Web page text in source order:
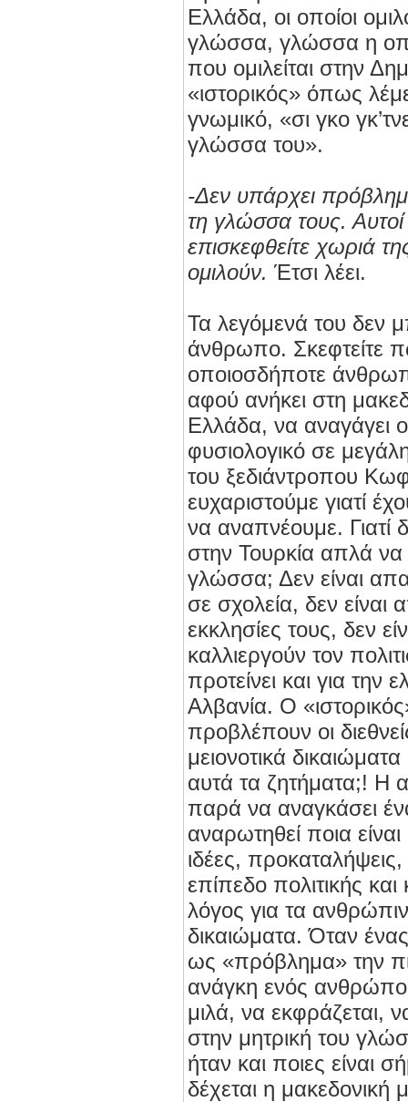
Ελλάδα, οι οποίοι
γλώσσα, γλώσσα η
που ομιλείται στην
«ιστορικός» όπως
γνωμικό, «σι γκο
γλώσσα του».
-Δεν υπάρχει
τη γλώσσα τους.
επισκεφθείτε χωριά
ομιλούν. Έτσι λέει.
Τα λεγόμενά του δεν
άνθρωπο. Σκεφτείτε
οποιοσδήποτε
αφού ανήκει στη
Ελλάδα, να αναγάγει ο
φυσιολογικό σε
του ξεδιάντροπου
ευχαριστούμε γιατί
να αναπνέουμε. Γιατί
στην Τουρκία απλά να
γλώσσα; Δεν είναι
σε σχολεία, δεν είναι
εκκλησίες τους, δεν
καλλιεργούν τον
προτείνει και για την
Αλβανία. Ο
προβλέπουν οι
μειονοτικά δικαιώματα
αυτά τα ζητήματα;! Η
παρά να αναγκάσει
αναρωτηθεί ποια
ιδέες,
επίπεδο πολιτικής και
λόγος για τα
δικαιώματα. Όταν
ως «πρόβλημα» την
ανάγκη ενός
μιλά, να εκφράζεται,
στην μητρική του
ήταν και ποιες είναι
δέχεται η μακεδονική